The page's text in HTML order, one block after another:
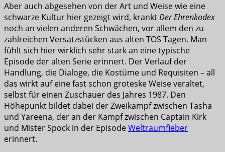
Aber auch abgesehen von der Art und Weise wie eine
schwarze Kultur hier gezeigt wird, kranktDer Ehrenkodex
noch an vielen anderen Schwächen, vor allem den zu
zahlreichen Versatzstücken aus alten TOS Tagen. Man
fühlt sich hier wirklich sehr stark an eine typische
Episode der alten Serie erinnert. Der Verlauf der
Handlung, die Dialoge, die Kostüme und Requisiten – all
das wirkt auf eine fast schon groteske Weise veraltet,
selbst für einen Zuschauer des Jahres 1987. Den
Höhepunkt bildet dabei der Zweikampf zwischen Tasha
und Yareena, der an der Kampf zwischen Captain Kirk
und Mister Spock in der EpisodeWeltraumfieber
erinnert.